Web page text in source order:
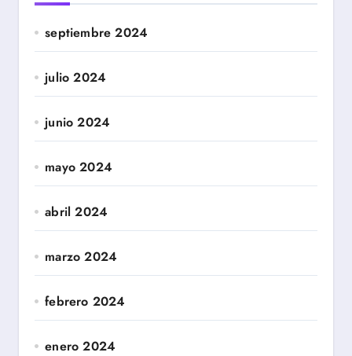
septiembre 2024
julio 2024
junio 2024
mayo 2024
abril 2024
marzo 2024
febrero 2024
enero 2024